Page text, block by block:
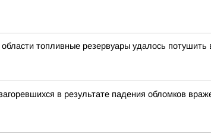
топливные резервуары удалось
в результате падения обломков